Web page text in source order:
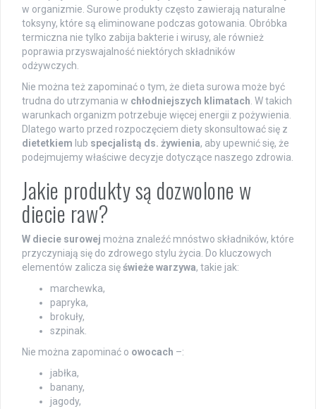
w organizmie. Surowe produkty często zawierają naturalne
toksyny, które są eliminowane podczas gotowania. Obróbka
termiczna nie tylko zabija bakterie i wirusy, ale również
poprawia przyswajalność niektórych składników
odżywczych.
Nie można też zapominać o tym, że dieta surowa może być
trudna do utrzymania w chłodniejszych klimatach. W takich
warunkach organizm potrzebuje więcej energii z pożywienia.
Dlatego warto przed rozpoczęciem diety skonsultować się z
dietetkiem lub specjalistą ds. żywienia, aby upewnić się, że
podejmujemy właściwe decyzje dotyczące naszego zdrowia.
Jakie produkty są dozwolone w
diecie raw?
W diecie surowej można znaleźć mnóstwo składników, które
przyczyniają się do zdrowego stylu życia. Do kluczowych
elementów zalicza sięświeże warzywa, takie jak:
marchewka,
papryka,
brokuły,
szpinak.
Nie można zapominać o owocach –:
jabłka,
banany,
jagody,